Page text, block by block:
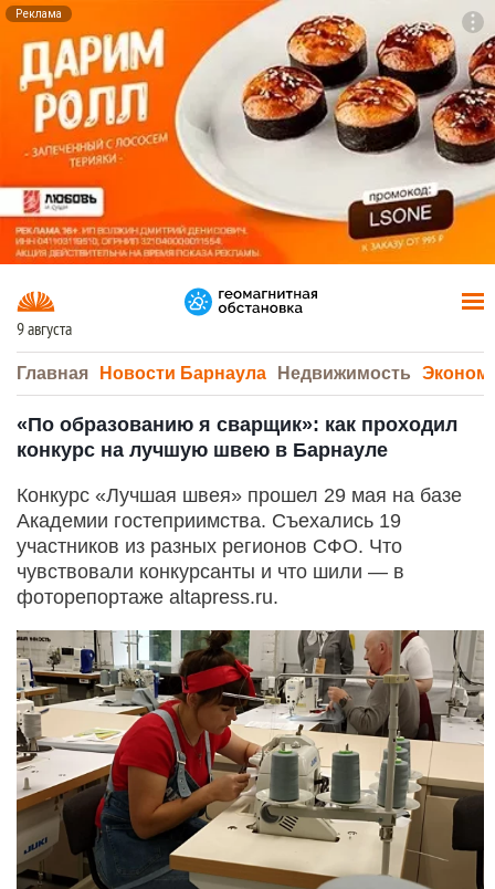
Реклама
9 августа
Главная Новости Барнаула Недвижимость
«По образованию я сварщик»: как проходил
конкурс на лучшую швею в Барнауле
Конкурс «Лучшая швея» прошел 29 мая на базе
Академии гостеприимства. Съехались 19
участников из разных регионов СФО. Что
чувствовали конкурсанты и что шили — в
фоторепортаже altapress.ru.